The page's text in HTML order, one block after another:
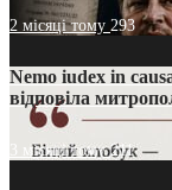
2 місяці тому 293
Nemo iudex in
відповіла
3 місяці тому211